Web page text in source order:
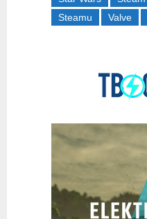
Steamu
Valve